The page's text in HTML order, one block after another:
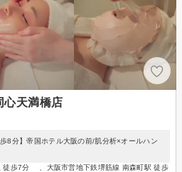
天満橋店
8分】帝国ホテル大阪の前/肌分析×オールハン
徒歩7分 、大阪市営地下鉄堺筋線 南森町駅 徒歩